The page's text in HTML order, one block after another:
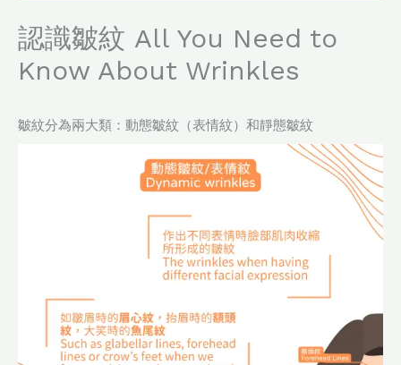
認識皺紋 All You Need to
Know About Wrinkles
皺紋分為兩大類：動態皺紋（表情紋）和靜態皺紋